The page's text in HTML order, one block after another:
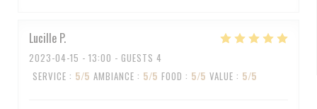
Lucille P
2023-04-15 - 13:00 - GUESTS 4
SERVICE : 5/5 AMBIANCE : 5/5 FOOD : 5/5 VALUE : 5/5